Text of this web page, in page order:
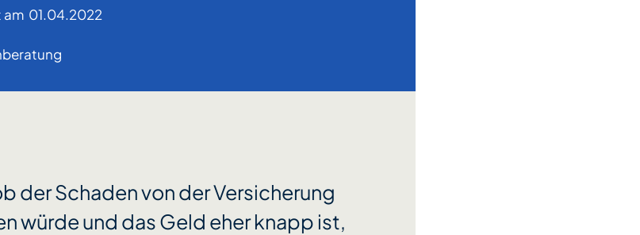
am 01.04.2022
der Schaden von der Versicherung
würde und das Geld eher knapp ist,